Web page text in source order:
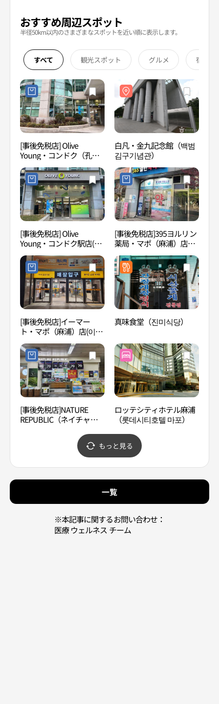
おすすめ周辺スポット
半径50km以内のさまざまなスポットを近い順に表示します。
すべて 観光スポット グルメ 宿泊
[事後免税店] Olive
Young・コンドク（孔
徳）パークパレス店(올리
브영 공덕파크팰리스점)
白凡・金九記念館（백범
김구기념관）
[事後免税店] Olive
Young・コンドク駅店(올
리브영 공덕역점)
[事後免税店]395ヨルリン
薬局・マポ（麻浦）店
(365열린약국 마포점)
[事後免税店]イーマー
ト・マポ（麻浦）店(이마
트 마포점)
真味食堂（진미식당）
[事後免税店]NATURE
REPUBLIC（ネイチャー
ク（孔徳）駅6号線店(네
이처리퍼블릭 공덕역6호
ロッテシティホテル麻浦
（롯데시티호텔 마포）
もっと見る
一覧
※本記事に関するお問い合わせ：
医療 ウェルネス チーム